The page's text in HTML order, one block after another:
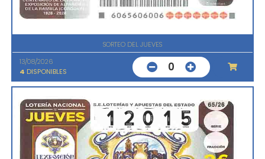
SORTEO DEL JUEVES
13/08/2026
4 DISPONIBLES 0